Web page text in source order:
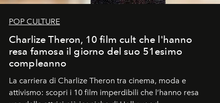
POP CULTURE
Charlize Theron, 10 film cult che l'hanno
resa famosa il giorno del suo 51esimo
compleanno
La carriera di Charlize Theron tra cinema, moda e
attivismo: scopri i 10 film imperdibili che l’hanno resa